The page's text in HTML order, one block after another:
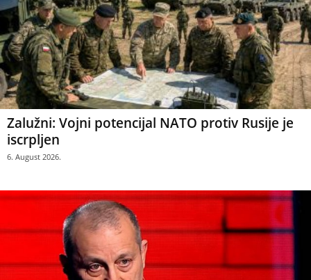
Zalužni: Vojni potencijal NATO protiv Rusije je
iscrpljen
6. August 2026.